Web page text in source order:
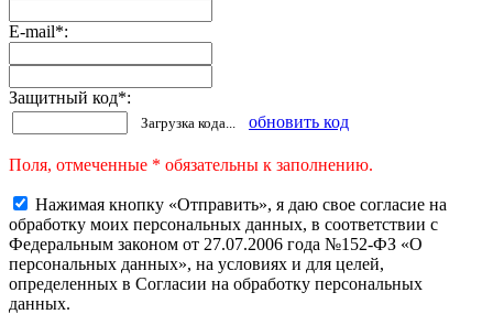
E-mail*:
Защитный код*:
Загрузка кода... обновить код
Поля, отмеченные * обязательны к заполнению.
Нажимая кнопку «Отправить», я даю свое согласие на
обработку моих персональных данных, в соответствии с
Федеральным законом от 27.07.2006 года №152-ФЗ «О
персональных данных», на условиях и для целей,
определенных в Согласии на обработку персональных
данных.